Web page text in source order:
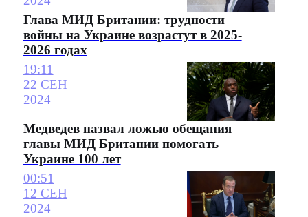
Глава МИД Британии: трудности
войны на Украине возрастут в 2025-
2026 годах
19:11
22 СЕН
2024
Медведев назвал ложью обещания
главы МИД Британии помогать
Украине 100 лет
00:51
12 СЕН
2024